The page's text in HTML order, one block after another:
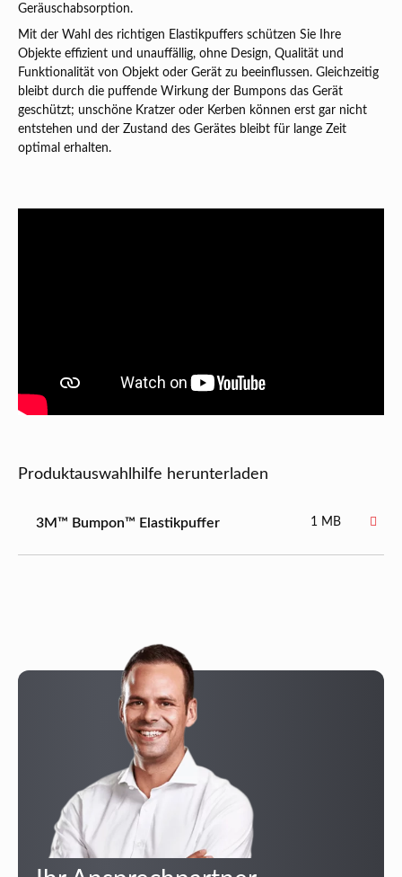
Geräuschabsorption.
Mit der Wahl des richtigen Elastikpuffers schützen Sie Ihre
Objekte effizient und unauffällig, ohne Design, Qualität und
Funktionalität von Objekt oder Gerät zu beeinflussen. Gleichzeitig
bleibt durch die puffende Wirkung der Bumpons das Gerät
geschützt; unschöne Kratzer oder Kerben können erst gar nicht
entstehen und der Zustand des Gerätes bleibt für lange Zeit
optimal erhalten.
Produktauswahlhilfe herunterladen
3M™ Bumpon™ Elastikpuffer 1 MB